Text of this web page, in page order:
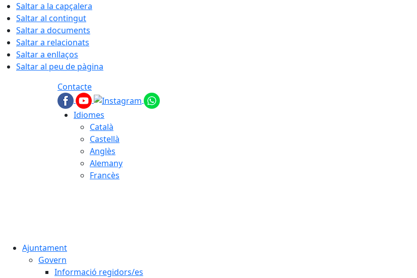
Saltar a la capçalera
Saltar al contingut
Saltar a documents
Saltar a relacionats
Saltar a enllaços
Saltar al peu de pàgina
Contacte
Idiomes
Català
Castellà
Anglès
Alemany
Francès
Ajuntament
Govern
Informació regidors/es